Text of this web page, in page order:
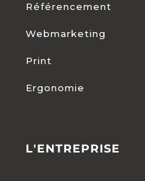
Référencement
Webmarketing
Print
Ergonomie
L'ENTREPRISE